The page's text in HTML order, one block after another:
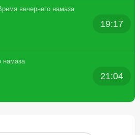
вечернего намаза
19:17
намаза
21:04